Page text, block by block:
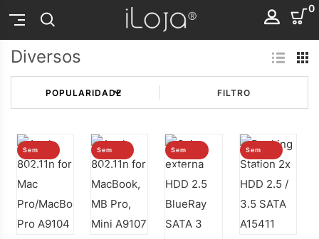
0
Diversos
FILTRO
Sem
stock
Sem
stock
Sem
stock
Sem
stock